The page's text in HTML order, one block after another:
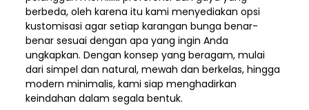
berbeda, oleh karena itu kami menyediakan opsi
kustomisasi agar setiap karangan bunga benar-
benar sesuai dengan apa yang ingin Anda
ungkapkan. Dengan konsep yang beragam, mulai
dari simpel dan natural, mewah dan berkelas, hingga
modern minimalis, kami siap menghadirkan
keindahan dalam segala bentuk.